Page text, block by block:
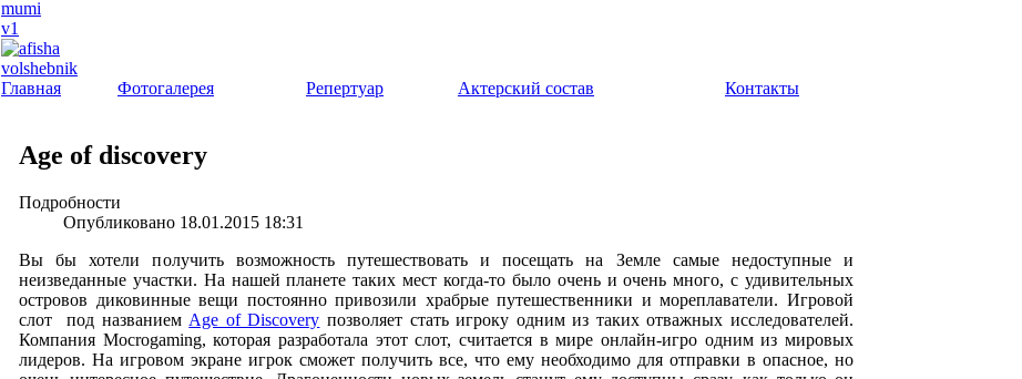
Главная Фотогалерея Репертуар Актерский состав Контакты
Age of discovery
Подробности
Опубликовано 18.01.2015 18:31
Вы бы хотели получить возможность путешествовать и посещать на Земле самые недоступные и
неизведанные участки. На нашей планете таких мест когда-то было очень и очень много, с удивительных
островов диковинные вещи постоянно привозили храбрые путешественники и мореплаватели. Игровой
слот под названием Age of Discovery позволяет стать игроку одним из таких отважных исследователей.
Компания Mocrogaming, которая разработала этот слот, считается в мире онлайн-игро одним из мировых
лидеров. На игровом экране игрок сможет получить все, что ему необходимо для отправки в опасное, но